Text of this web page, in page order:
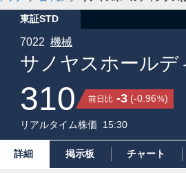
東証STD
サノヤスホールデ
7022 機械
310 前日比 -3 (-0.96%)
リアルタイム株価 15:30
詳細 掲示板 チャート